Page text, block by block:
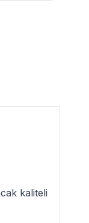
kaliteli